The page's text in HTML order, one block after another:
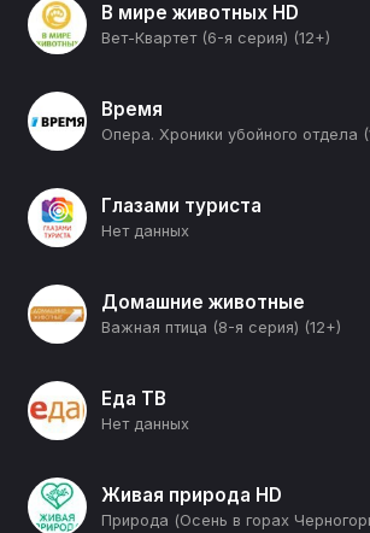
В мире животных HD
Вет-Квартет (6-я серия) (12+)
Время
Опера. Хроники убойного отдела
Глазами туриста
Нет данных
Домашние животные
Важная птица (8-я серия) (12+)
Еда ТВ
Нет данных
Живая природа HD
Природа (Осень в горах